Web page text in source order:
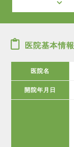
医院基本情報
医院名
開院年月日